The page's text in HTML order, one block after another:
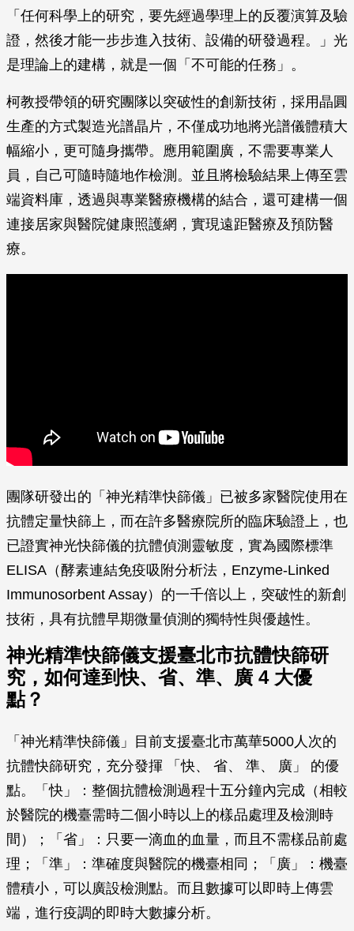
「任何科學上的研究，要先經過學理上的反覆演算及驗
證，然後才能一步步進入技術、設備的研發過程。」光
是理論上的建構，就是一個「不可能的任務」。
柯教授帶領的研究團隊以突破性的創新技術，採用晶圓
生產的方式製造光譜晶片，不僅成功地將光譜儀體積大
幅縮小，更可隨身攜帶。應用範圍廣，不需要專業人
員，自己可隨時隨地作檢測。並且將檢驗結果上傳至雲
端資料庫，透過與專業醫療機構的結合，還可建構一個
連接居家與醫院健康照護網，實現遠距醫療及預防醫
療。
團隊研發出的「神光精準快篩儀」已被多家醫院使用在
抗體定量快篩上，而在許多醫療院所的臨床驗證上，也
已證實神光快篩儀的抗體偵測靈敏度，實為國際標準
ELISA（酵素連結免疫吸附分析法，Enzyme-Linked
Immunosorbent Assay）的一千倍以上，突破性的新創
技術，具有抗體早期微量偵測的獨特性與優越性。
神光精準快篩儀支援臺北市抗體快篩研
究，如何達到快、省、準、廣 4 大優
點？
「神光精準快篩儀」目前支援臺北市萬華5000人次的
抗體快篩研究，充分發揮 「快、 省、 準、 廣」 的優
點。「快」：整個抗體檢測過程十五分鐘內完成（相較
於醫院的機臺需時二個小時以上的樣品處理及檢測時
間）；「省」：只要一滴血的血量，而且不需樣品前處
理；「準」：準確度與醫院的機臺相同；「廣」：機臺
體積小，可以廣設檢測點。而且數據可以即時上傳雲
端，進行疫調的即時大數據分析。